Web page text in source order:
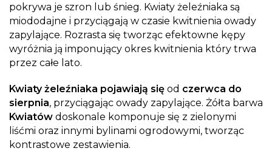
pokrywa je szron lub śnieg. Kwiaty żeleźniaka są
miododajne i przyciągają w czasie kwitnienia owady
zapylające. Rozrasta się tworząc efektowne kępy
wyróżnia ją imponujący okres kwitnienia który trwa
przez całe lato.
Kwiaty żeleźniaka pojawiają się od czerwca do
sierpnia, przyciągając owady zapylające. Żółta barwa
Kwiatów doskonale komponuje się z zielonymi
liśćmi oraz innymi bylinami ogrodowymi, tworząc
kontrastowe zestawienia.